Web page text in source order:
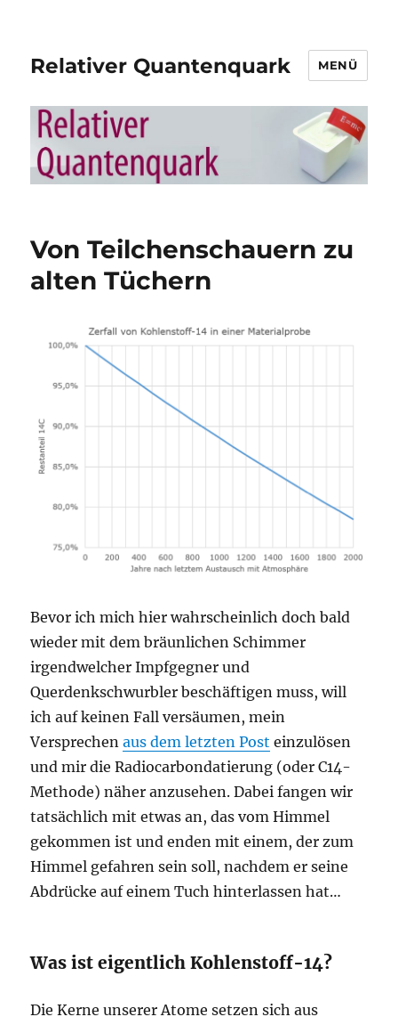
Relativer Quantenquark MENÜ
Von Teilchenschauern zu
alten Tüchern
Bevor ich mich hier wahrscheinlich doch bald
wieder mit dem bräunlichen Schimmer
irgendwelcher Impfgegner und
Querdenkschwurbler beschäftigen muss, will
ich auf keinen Fall versäumen, mein
Versprechenaus dem letzten Post einzulösen
und mir die Radiocarbondatierung (oder C14-
Methode) näher anzusehen. Dabei fangen wir
tatsächlich mit etwas an, das vom Himmel
gekommen ist und enden mit einem, der zum
Himmel gefahren sein soll, nachdem er seine
Abdrücke auf einem Tuch hinterlassen hat…
Was ist eigentlich Kohlenstoff-14?
Die Kerne unserer Atome setzen sich aus